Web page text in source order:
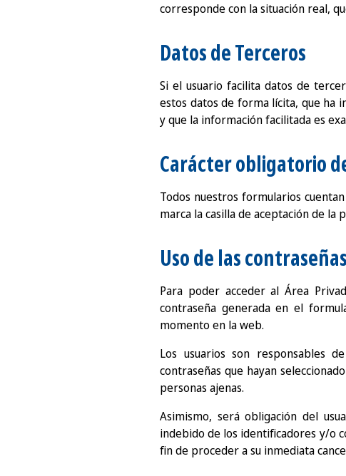
corresponde con la situación real,
Datos de Terceros
Si el usuario facilita datos de
estos datos de forma lícita, que ha
y que la información facilitada es
Carácter obligatorio
Todos nuestros formularios
marca la casilla de aceptación de
Uso de las contraseñas
Para poder acceder al Área
contraseña generada en el
momento en la web.
Los usuarios son responsables
contraseñas que hayan
personas ajenas.
Asimismo, será obligación del
indebido de los identificadores y/o
fin de proceder a su inmediata